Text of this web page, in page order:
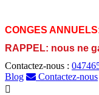
CONGES
RAPPEL: nous ne
Contactez-nous :
Blog
Contactez-nous
